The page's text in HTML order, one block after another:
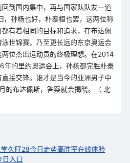
到国内集中，再与国家队队友一道
，孙杨也好，朴泰桓也罢，这两位称
有着相同的目标和追求，在布达佩
世锦赛，乃至更长远的东京奥运会
两位杰出运动员的终极理想。在2014
年的里约奥运会上，孙杨都完胜朴泰
接交锋。谁才是当今的亚洲男子中
的布达佩斯，答案就会揭晓。（ 北
久旺28今日走势高胜率在线体验
日入口